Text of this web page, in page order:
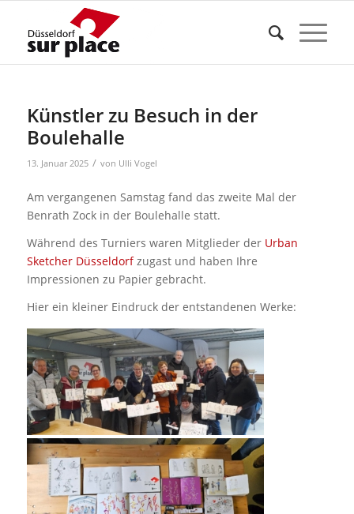
Künstler zu Besuch in der
Boulehalle
13. Januar 2025 / von Ulli Vogel
Am vergangenen Samstag fand das zweite Mal der
Benrath Zock in der Boulehalle statt.
Während des Turniers waren Mitglieder der Urban
Sketcher Düsseldorfzugast und haben Ihre
Impressionen zu Papier gebracht.
Hier ein kleiner Eindruck der entstandenen Werke: